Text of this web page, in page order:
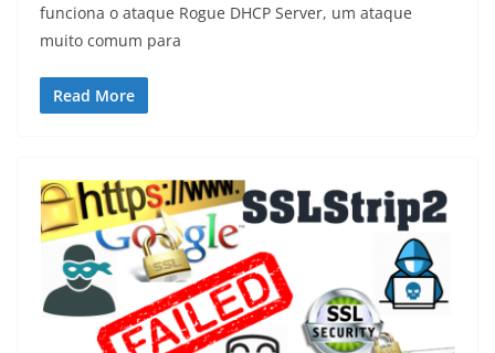
funciona o ataque Rogue DHCP Server, um ataque
muito comum para
Read More